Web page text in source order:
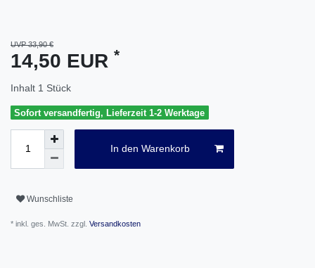
UVP 33,90 €
14,50 EUR *
Inhalt 1 Stück
Sofort versandfertig, Lieferzeit 1-2 Werktage
In den Warenkorb
Wunschliste
* inkl. ges. MwSt. zzgl. Versandkosten